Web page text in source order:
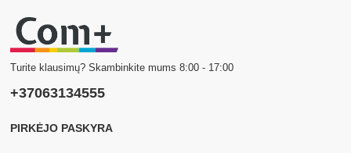
Turite klausimų? Skambinkite mums 8:00 - 17:00
+37063134555
PIRKĖJO PASKYRA